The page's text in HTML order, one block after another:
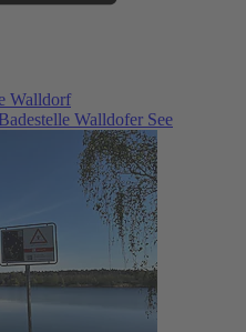
Walldorf
Walldofer See